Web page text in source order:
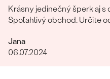
Krásny jedinečný šperk aj s
Spoľahlivý obchod. Určite
Jana
06.07.2024